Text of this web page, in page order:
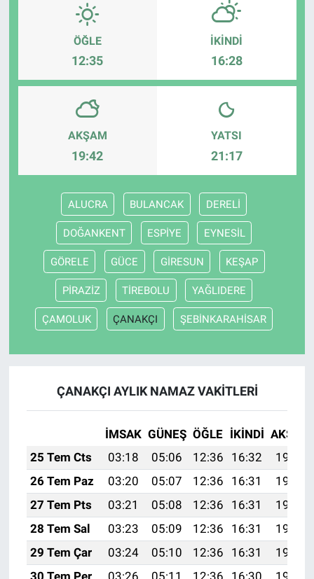
ÖĞLE
12:35
İKINDI
16:28
AKŞAM
19:42
YATSI
21:17
ALUCRA BULANCAK DERELİ
DOĞANKENT ESPİYE EYNESİL
GÖRELE GÜCE GİRESUN KEŞAP
PİRAZİZ TİREBOLU YAĞLIDERE
ÇAMOLUK ÇANAKÇI ŞEBİNKARAHİSAR
ÇANAKÇI AYLIK NAMAZ VAKITLERI
İMSAK GÜNEŞ ÖĞLE İKINDI AKŞAM
25 Tem Cts
03:18 05:06 12:36 16:32
19:55
26 Tem Paz
03:20 05:07 12:36 16:31
19:54
27 Tem Pts
03:21 05:08 12:36 16:31
19:53
28 Tem Sal
03:23 05:09 12:36 16:31
19:52
29 Tem Çar
03:24 05:10 12:36 16:31
19:51